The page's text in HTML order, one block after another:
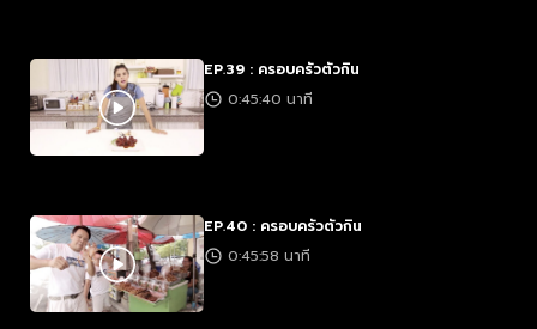
EP.39 : ครอบครัวตัวกิน
0:45:40 นาที
EP.40 : ครอบครัวตัวกิน
0:45:58 นาที